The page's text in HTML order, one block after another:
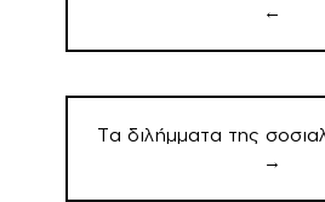
←
Τα διλήμματα της
→